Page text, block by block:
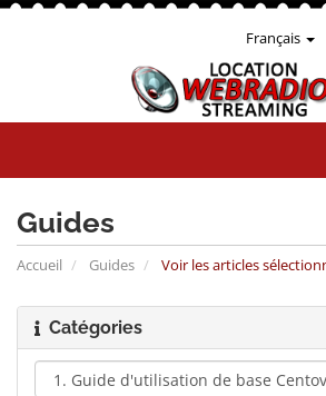
Français
Guides
Accueil Guides Voir les articles
Catégories